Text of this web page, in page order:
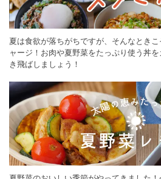
夏は食欲が落ちがちですが、そんなとき
ャージ！お肉や夏野菜をたっぷり使う丼
き飛ばしましょう！